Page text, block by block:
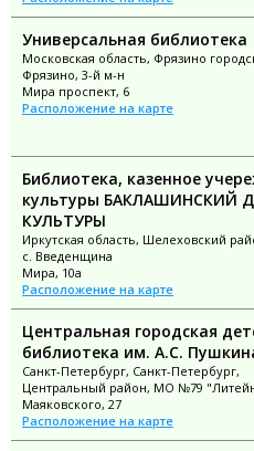
Универсальная библиотека
Московская область, Фрязино
Фрязино, 3-й м-н
Мира проспект, 6
Расположение на карте
Библиотека, казенное
культуры БАКЛАШИНСКИЙ
КУЛЬТУРЫ
Иркутская область, Шелеховский
с. Введенщина
Мира, 10а
Расположение на карте
Центральная городская
библиотека им. А.С.
Санкт-Петербург, Санкт-Петербург,
Центральный район, МО №79
Маяковского, 27
Расположение на карте